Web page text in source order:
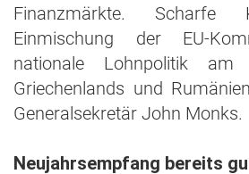
Finanzmärkte.
Einmischung der EU-
nationale Lohnpolitik am
Griechenlands und
Generalsekretär John Monks.
Neujahrsempfang bereits